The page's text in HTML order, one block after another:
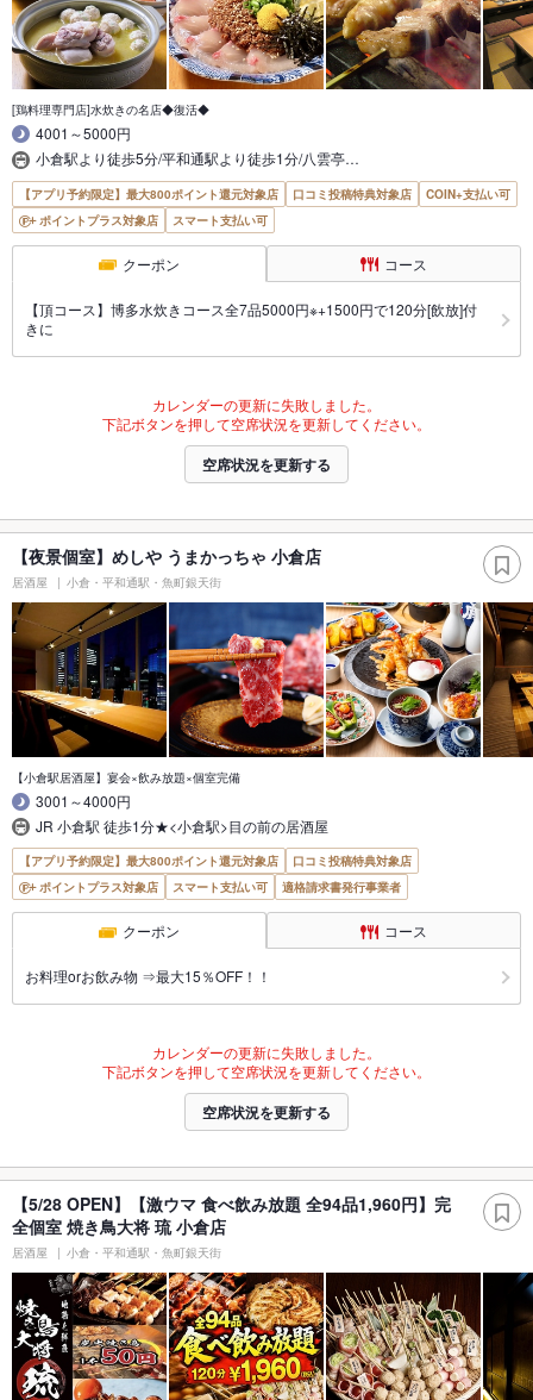
[鶏料理専門店]水炊きの名店◆復活◆
4001～5000円
小倉駅より徒歩5分/平和通駅より徒歩1分/八雲亭…
【アプリ予約限定】最大800ポイント還元対象店 口コミ投稿特典対象店
COIN+支払い可
ポイントプラス対象店
スマート支払い可
クーポン コース
【頂コース】博多水炊きコース全7品5000円※+1500円で120分[飲放]付
きに
カレンダーの更新に失敗しました。
下記ボタンを押して空席状況を更新してください。
空席状況を更新する
【夜景個室】めしや うまかっちゃ 小倉店
居酒屋 小倉・平和通駅・魚町銀天街
【小倉駅居酒屋】宴会×飲み放題×個室完備
3001～4000円
JR 小倉駅 徒歩1分★<小倉駅>目の前の居酒屋
【アプリ予約限定】最大800ポイント還元対象店
口コミ投稿特典対象店
ポイントプラス対象店
スマート支払い可 適格請求書発行事業者
クーポン コース
お料理orお飲み物 ⇒最大15％OFF！！
カレンダーの更新に失敗しました。
下記ボタンを押して空席状況を更新してください。
空席状況を更新する
【5/28 OPEN】【激ウマ 食べ飲み放題 全94品1,960円】完
全個室 焼き鳥大将 琉 小倉店
居酒屋 小倉・平和通駅・魚町銀天街